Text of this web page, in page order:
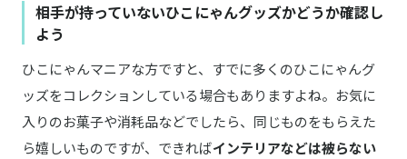
相手が持っていないひこにゃんグッズかどうか確認し
よう
ひこにゃんマニアな方ですと、すでに多くのひこにゃんグ
ッズをコレクションしている場合もありますよね。お気に
入りのお菓子や消耗品などでしたら、同じものをもらえた
ら嬉しいものですが、できればインテリアなどは被らない